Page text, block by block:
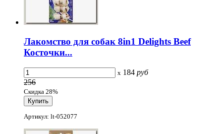
Лакомство для собак 8in1 Delights Beef
Косточки...
x 184 руб
256
Скидка 28%
Артикул: lt-052077